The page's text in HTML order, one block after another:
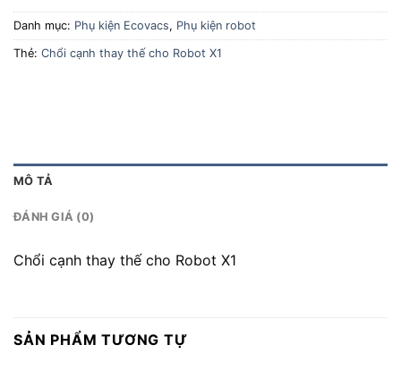
Danh mục: Phụ kiện Ecovacs, Phụ kiện robot
Thẻ: Chổi cạnh thay thế cho Robot X1
MÔ TẢ
ĐÁNH GIÁ (0)
Chổi cạnh thay thế cho Robot X1
SẢN PHẨM TƯƠNG TỰ